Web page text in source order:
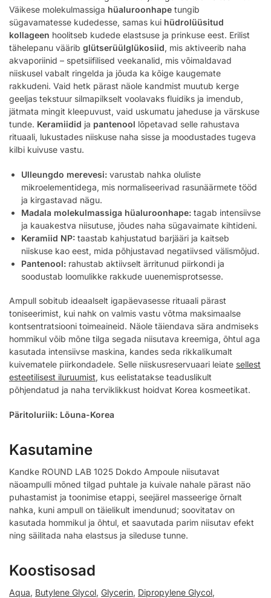
Väikese molekulmassiga hüaluroonhape tungib
sügavamatesse kudedesse, samas kui hüdrolüüsitud
kollageen hoolitseb kudede elastsuse ja prinkuse eest. Erilist
tähelepanu väärib glütserüülglükosiid, mis aktiveerib naha
akvaporiinid – spetsiifilised veekanalid, mis võimaldavad
niiskusel vabalt ringelda ja jõuda ka kõige kaugemate
rakkudeni. Vaid hetk pärast näole kandmist muutub kerge
geeljas tekstuur silmapilkselt voolavaks fluidiks ja imendub,
jätmata mingit kleepuvust, vaid uskumatu jaheduse ja värskuse
tunde. Keramiidid ja pantenool lõpetavad selle rahustava
rituaali, lukustades niiskuse naha sisse ja moodustades tugeva
kilbi kuivuse vastu.
Ulleungdo merevesi: varustab nahka oluliste
mikroelementidega, mis normaliseerivad rasunäärmete tööd
ja kirgastavad nägu.
Madala molekulmassiga hüaluroonhape: tagab intensiivse
ja kauakestva niisutuse, jõudes naha sügavaimate kihtideni.
Keramiid NP: taastab kahjustatud barjääri ja kaitseb
niiskuse kao eest, mida põhjustavad negatiivsed välismõjud.
Pantenool: rahustab aktiivselt ärritunud piirkondi ja
soodustab loomulikke rakkude uuenemisprotsesse.
Ampull sobitub ideaalselt igapäevasesse rituaali pärast
toniseerimist, kui nahk on valmis vastu võtma maksimaalse
kontsentratsiooni toimeaineid. Näole täiendava sära andmiseks
hommikul võib mõne tilga segada niisutava kreemiga, õhtul aga
kasutada intensiivse maskina, kandes seda rikkalikumalt
kuivematele piirkondadele. Selle niiskusreservuaari leiate sellest
esteetilisest iluruumist, kus eelistatakse teaduslikult
põhjendatud ja naha terviklikkust hoidvat Korea kosmeetikat.
Päritoluriik: Lõuna-Korea
Kasutamine
Kandke ROUND LAB 1025 Dokdo Ampoule niisutavat
näoampulli mõned tilgad puhtale ja kuivale nahale pärast näo
puhastamist ja toonimise etappi, seejärel masseerige õrnalt
nahka, kuni ampull on täielikult imendunud; soovitatav on
kasutada hommikul ja õhtul, et saavutada parim niisutav efekt
ning säilitada naha elastsus ja sileduse tunne.
Koostisosad
Aqua, Butylene Glycol, Glycerin, Dipropylene Glycol,